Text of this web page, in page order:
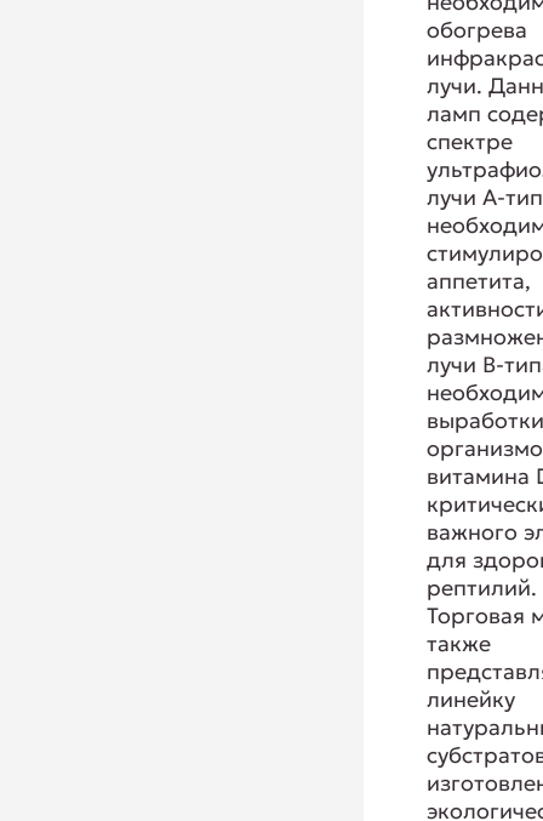
обогрева
лучи.
ламп
спектре
лучи А-
аппетита,
лучи В-
витамина
важного
для
рептилий.
Торговая
также
линейку